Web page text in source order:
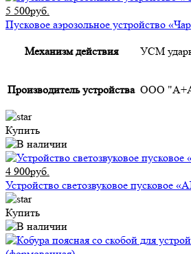
5 500руб.
Пусковое аэрозольное устройство
Механизм действия УСМ
Производитель устройства ООО
Купить
4 900руб.
Устройство светозвуковое пусковое
Купить